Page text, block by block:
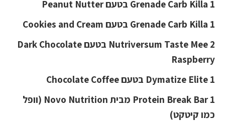
1 Grenade Carb Killa בטעם Peanut Nutter
1 Grenade Carb Killa בטעם Cookies and Cream
2 Nutriversum Taste Mee בטעם Dark Chocolate
Raspberry
1 Dymatize Elite בטעם Chocolate Coffee
1 Protein Break Bar מבית Novo Nutrition (וופל
כמו קיטקט)